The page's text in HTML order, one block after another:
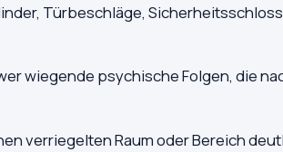
Türbeschläge,
wiegende psychische Folgen, die
verriegelten Raum oder Bereich